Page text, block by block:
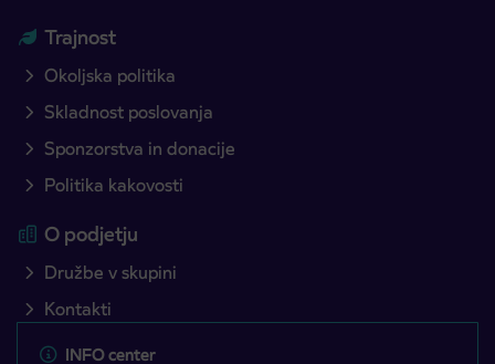
Trajnost
Okoljska politika
Skladnost poslovanja
Sponzorstva in donacije
Politika kakovosti
O podjetju
Družbe v skupini
Kontakti
INFO center